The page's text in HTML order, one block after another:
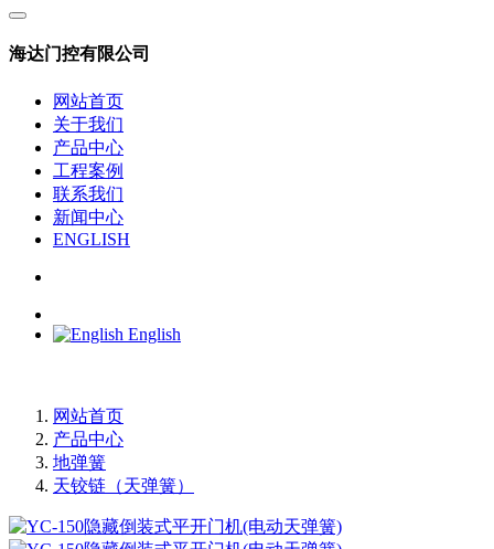
海达门控有限公司
网站首页
关于我们
产品中心
工程案例
联系我们
新闻中心
ENGLISH
English
网站首页
产品中心
地弹簧
天铰链（天弹簧）